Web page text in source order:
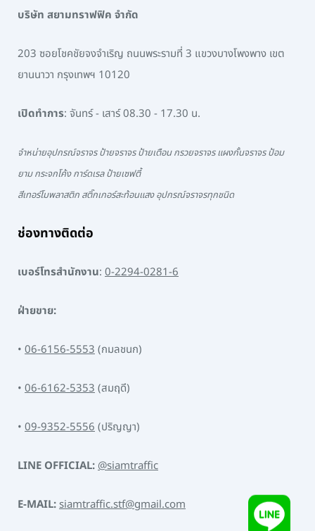
บริษัท สยามทราฟฟิค จำกัด
203 ซอยโชคชัยจงจำเริญ ถนนพระรามที่ 3 แขวงบางโพงพาง เขต
ยานนาวา กรุงเทพฯ 10120
เปิดทำการ: จันทร์ - เสาร์ 08.30 - 17.30 น.
จำหน่ายอุปกรณ์จราจร ป้ายจราจร ป้ายเตือน กรวยจราจร แผงกั้นจราจร ป้อม
ยาม กระจกโค้ง การ์ดเรล ป้ายเซฟตี้
สีเทอร์โมพลาสติก สติ๊กเกอร์สะท้อนแสง อุปกรณ์จราจรทุกชนิด
ช่องทางติดต่อ
เบอร์โทรสำนักงาน: 0-2294-0281-6
ฝ่ายขาย:
• 06-6156-5553(กมลชนก)
• 06-6162-5353(สมฤดี)
• 09-9352-5556(ปริญญา)
LINE OFFICIAL:@siamtraffic
E-MAIL:siamtraffic.stf@gmail.com